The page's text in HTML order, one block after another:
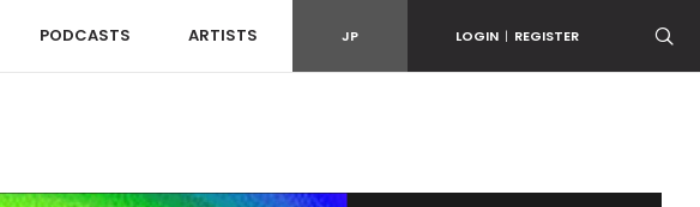
PODCASTS ARTISTS JP LOGIN | REGISTER